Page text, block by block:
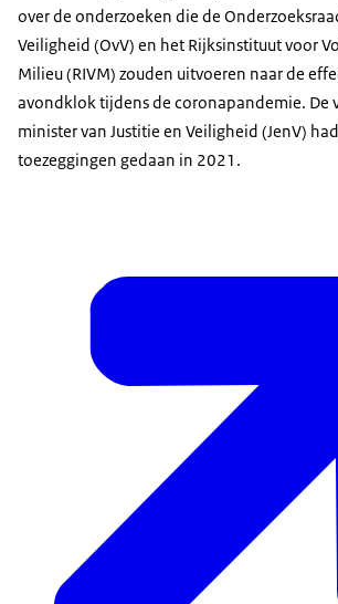
over de onderzoeken die de
Veiligheid (OvV) en het Rijksinstituut voor
Milieu (RIVM) zouden uitvoeren naar de
avondklok tijdens de coronapandemie. De
minister van Justitie en Veiligheid (JenV)
toezeggingen gedaan in 2021.